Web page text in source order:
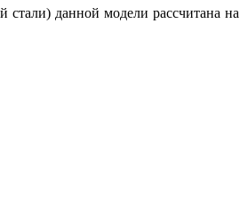
данной модели рассчитана на